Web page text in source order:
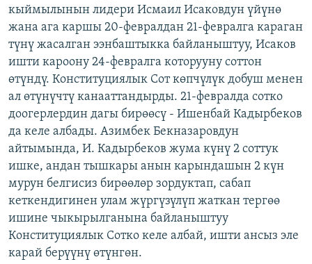
кыймылынын лидери Исмаил Исаковдун үйүнө
жана ага каршы 20-февралдан 21-февралга караган
түнү жасалган ээнбаштыкка байланыштуу, Исаков
ишти кароону 24-февралга которууну соттон
өтүндү. Конституциялык Сот көпчүлүк добуш менен
ал өтүнүчтү канааттандырды. 21-февралда сотко
доогерлердин дагы бирөөсү - Ишенбай Кадырбеков
да келе албады. Азимбек Бекназаровдун
айтымында, И. Кадырбеков жума күнү 2 соттук
ишке, андан тышкары анын карындашын 2 күн
мурун белгисиз бирөөлөр зордуктап, сабап
кеткендигинен улам жүргүзүлүп жаткан тергөө
ишине чыкырылганына байланыштуу
Конституциялык Сотко келе албай, ишти ансыз эле
карай берүүнү өтүнгөн.